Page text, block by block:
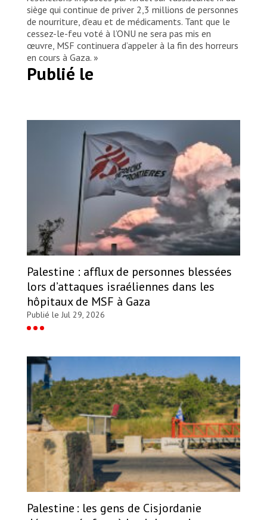
siège qui continue de priver 2,3 millions de personnes
de nourriture, d’eau et de médicaments. Tant que le
cessez-le-feu voté à l’ONU ne sera pas mis en
œuvre, MSF continuera d’appeler à la fin des horreurs
en cours à Gaza. »
Publié le
Palestine : afflux de personnes blessées
lors d’attaques israéliennes dans les
hôpitaux de MSF à Gaza
Publié le Jul 29, 2026
Palestine : les gens de Cisjordanie